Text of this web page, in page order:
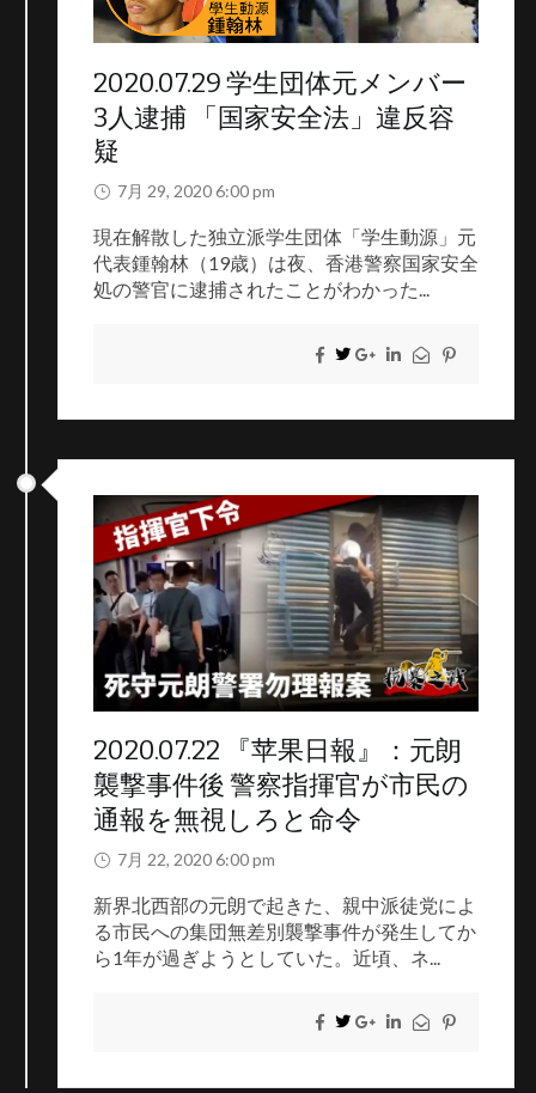
2020.07.29 学生団体元メンバー
3人逮捕 「国家安全法」違反容
疑
7月 29, 2020 6:00 pm
現在解散した独立派学生団体「学生動源」元
代表鍾翰林（19歳）は夜、香港警察国家安全
処の警官に逮捕されたことがわかった...
2020.07.22 『苹果日報』：元朗
襲撃事件後 警察指揮官が市民の
通報を無視しろと命令
7月 22, 2020 6:00 pm
新界北西部の元朗で起きた、親中派徒党によ
る市民への集団無差別襲撃事件が発生してか
ら1年が過ぎようとしていた。近頃、ネ...